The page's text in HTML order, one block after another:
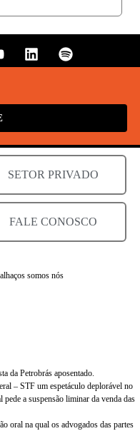
SETOR PRIVADO
FALE CONOSCO
somos nós
da Petrobrás aposentado.
– STF um espetáculo deplorável no
a suspensão liminar da venda das
oral na qual os advogados das partes